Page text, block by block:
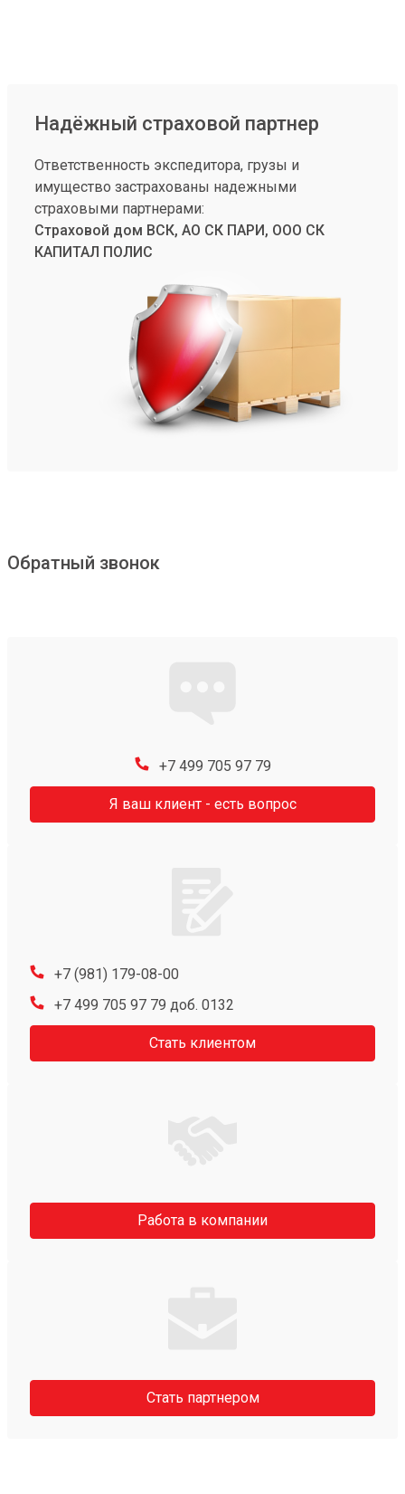
Надёжный страховой партнер
Ответственность экспедитора, грузы и
имущество застрахованы надежными
страховыми партнерами:
Страховой дом ВСК, АО СК ПАРИ, ООО СК
КАПИТАЛ ПОЛИС
Обратный звонок
+7 499 705 97 79
Я ваш клиент - есть вопрос
+7 (981) 179-08-00
+7 499 705 97 79 доб. 0132
Стать клиентом
Работа в компании
Стать партнером